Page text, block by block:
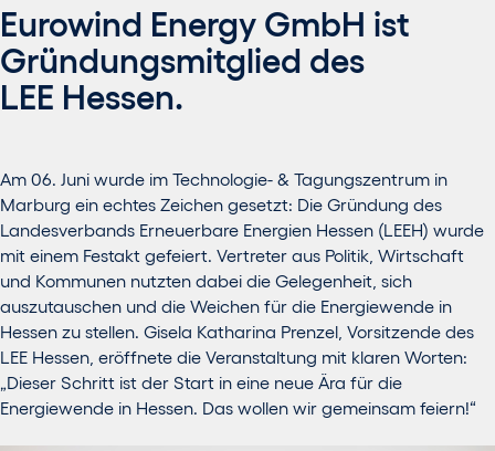
Eurowind Energy GmbH ist
Gründungsmitglied des
LEE Hessen.
Am 06. Juni wurde im Technologie- & Tagungszentrum in
Marburg ein echtes Zeichen gesetzt: Die Gründung des
Landesverbands Erneuerbare Energien Hessen (LEEH) wurde
mit einem Festakt gefeiert. Vertreter aus Politik, Wirtschaft
und Kommunen nutzten dabei die Gelegenheit, sich
auszutauschen und die Weichen für die Energiewende in
Hessen zu stellen. Gisela Katharina Prenzel, Vorsitzende des
LEE Hessen, eröffnete die Veranstaltung mit klaren Worten:
„Dieser Schritt ist der Start in eine neue Ära für die
Energiewende in Hessen. Das wollen wir gemeinsam feiern!“